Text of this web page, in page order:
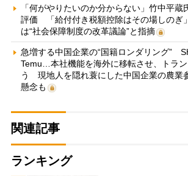
「何がやりたいのか分からない」竹中平蔵
評価 「給付付き税額控除はその場しのぎ
は“社会保障制度の改革議論”と指摘
急増する中国企業の“国籍ロンダリング”
Temu…本社機能を海外に移転させ、トラ
う 現地人を隠れ蓑にした中国企業の農業
懸念も
関連記事
ランキング